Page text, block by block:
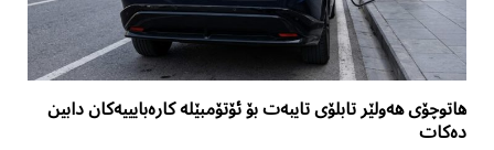
هاتوچۆی هەولێر تابلۆی تایبەت بۆ ئۆتۆمبێلە کارەبایییەکان دابین
دەکات